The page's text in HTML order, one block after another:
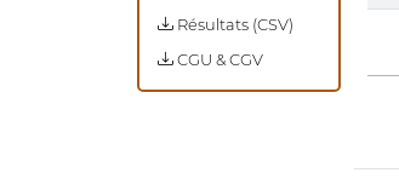
Résultats (CSV)
CGU & CGV